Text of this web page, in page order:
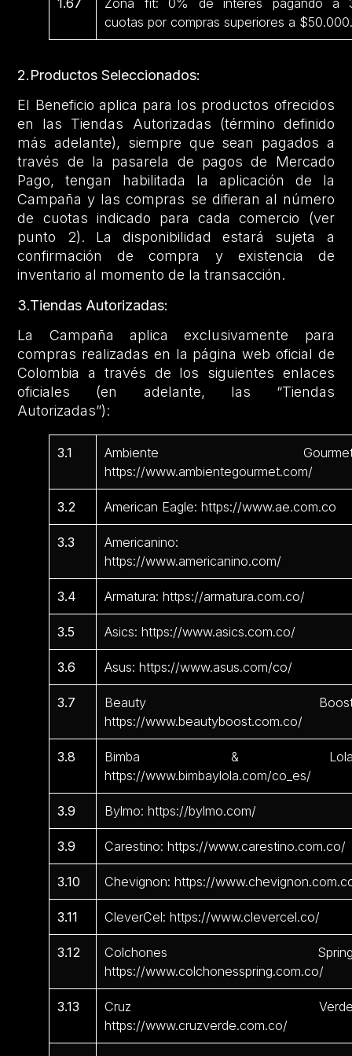
cuotas por compras superiores a
2.Productos Seleccionados:
El Beneficio aplica para los productos ofrecidos
en las Tiendas Autorizadas (término definido
más adelante), siempre que sean pagados a
través de la pasarela de pagos de Mercado
Pago, tengan habilitada la aplicación de la
Campaña y las compras se difieran al número
de cuotas indicado para cada comercio (ver
punto 2). La disponibilidad estará sujeta a
confirmación de compra y existencia de
inventario al momento de la transacción.
3.Tiendas Autorizadas:
La Campaña aplica exclusivamente para
compras realizadas en la página web oficial de
Colombia a través de los siguientes enlaces
oficiales (en adelante, las “Tiendas
Autorizadas”):
3.1
Ambiente
https://www.ambientegourmet.com/
3.2 American Eagle: https://www.ae.com.co
3.3
Americanino:
https://www.americanino.com/
3.4 Armatura: https://armatura.com.co/
3.5 Asics: https://www.asics.com.co/
3.6 Asus: https://www.asus.com/co/
3.7
Beauty
https://www.beautyboost.com.co/
3.8
Bimba &
https://www.bimbaylola.com/co_es/
3.9 Bylmo: https://bylmo.com/
3.9 Carestino: https://www.carestino.com.co/
3.10 Chevignon: https://
3.11 CleverCel: https://www.clevercel.co/
3.12
Colchones
https://www.colchonesspring.com.co/
3.13
Cruz
https://www.cruzverde.com.co/